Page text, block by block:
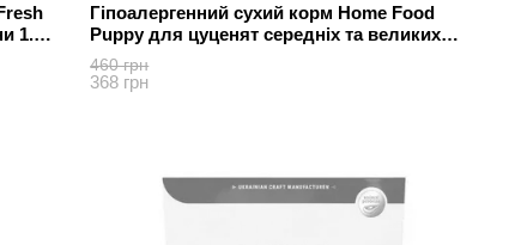
1.6
Гіпоалергенний сухий корм Home Food
Puppy для цуценят середніх та великих
порід з форелью та рисом 1.6 кг
460 грн
368 грн